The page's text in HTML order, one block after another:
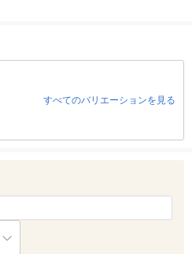
すべてのバリエーションを見る